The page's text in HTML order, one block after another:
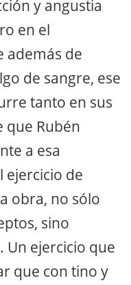
y angustia
en el
además de
de sangre, ese
tanto en sus
que Rubén
a esa
de
obra, no sólo
sino
Un ejercicio que
que con tino y